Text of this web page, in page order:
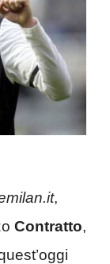
,
Contratto,